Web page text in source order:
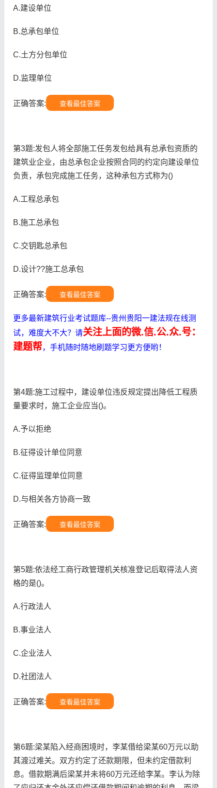
A.建设单位
B.总承包单位
C.土方分包单位
D.监理单位
正确答案: 查看最佳答案
第3题:发包人将全部施工任务发包给具有总承包资质的
建筑业企业，由总承包企业按照合同的约定向建设单位
负责，承包完成施工任务，这种承包方式称为()
A.工程总承包
B.施工总承包
C.交钥匙总承包
D.设计??施工总承包
正确答案: 查看最佳答案
更多最新建筑行业考试题库--贵州贵阳一建法规在线测
试，难度大不大？请关注上面的微.信.公.众.号：
建题帮，手机随时随地刷题学习更方便哟！
第4题:施工过程中，建设单位违反规定提出降低工程质
量要求时，施工企业应当()。
A.予以拒绝
B.征得设计单位同意
C.征得监理单位同意
D.与相关各方协商一致
正确答案: 查看最佳答案
第5题:依法经工商行政管理机关核准登记后取得法人资
格的是()。
A.行政法人
B.事业法人
C.企业法人
D.社团法人
正确答案: 查看最佳答案
第6题:梁某陷入经商困境时，李某借给梁某60万元以助
其渡过难关。双方约定了还款期限，但未约定借款利
息。借款期满后梁某并未将60万元还给李某。李认为除